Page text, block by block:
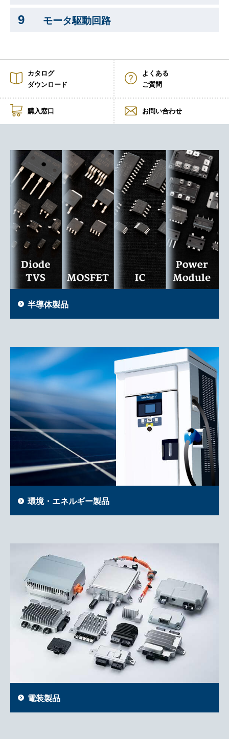
9 モータ駆動回路
カタログ
ダウンロード
よくある
ご質問
購入窓口 お問い合わせ
半導体製品
環境・エネルギー製品
電装製品